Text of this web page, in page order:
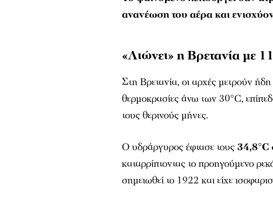
ανανέωση του αέρα και
«Λιώνει» η Βρετανία με
Στη Βρετανία, οι αρχές μετρούν ήδη
θερμοκρασίες άνω των 30°C,
τους θερινούς μήνες.
Ο υδράργυρος έφτασε τους34,8°C
καταρρίπτοντας το προηγούμενο
σημειωθεί το 1922 και είχε